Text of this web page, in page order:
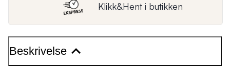
Klikk&Hent i butikken
Beskrivelse